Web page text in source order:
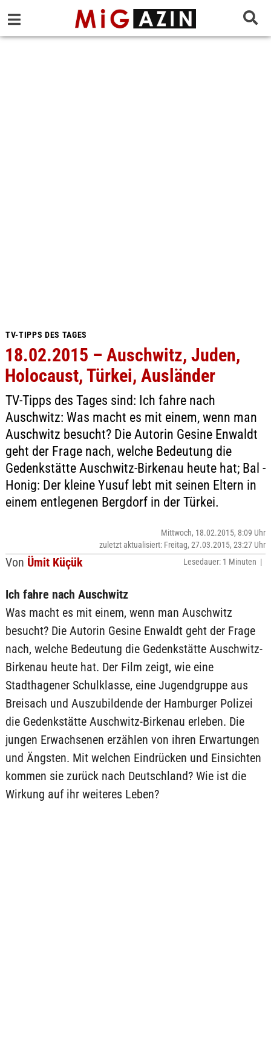
TV-TIPPS DES TAGES
18.02.2015 – Auschwitz, Juden,
Holocaust, Türkei, Ausländer
TV-Tipps des Tages sind: Ich fahre nach
Auschwitz: Was macht es mit einem, wenn man
Auschwitz besucht? Die Autorin Gesine Enwaldt
geht der Frage nach, welche Bedeutung die
Gedenkstätte Auschwitz-Birkenau heute hat; Bal -
Honig: Der kleine Yusuf lebt mit seinen Eltern in
einem entlegenen Bergdorf in der Türkei.
Von Ümit Küçük
Mittwoch, 18.02.2015, 8:09 Uhr
zuletzt aktualisiert: Freitag, 27.03.2015, 23:27 Uhr
Lesedauer: 1 Minuten |
Ich fahre nach Auschwitz
Was macht es mit einem, wenn man Auschwitz
besucht? Die Autorin Gesine Enwaldt geht der Frage
nach, welche Bedeutung die Gedenkstätte Auschwitz-
Birkenau heute hat. Der Film zeigt, wie eine
Stadthagener Schulklasse, eine Jugendgruppe aus
Breisach und Auszubildende der Hamburger Polizei
die Gedenkstätte Auschwitz-Birkenau erleben. Die
jungen Erwachsenen erzählen von ihren Erwartungen
und Ängsten. Mit welchen Eindrücken und Einsichten
kommen sie zurück nach Deutschland? Wie ist die
Wirkung auf ihr weiteres Leben?